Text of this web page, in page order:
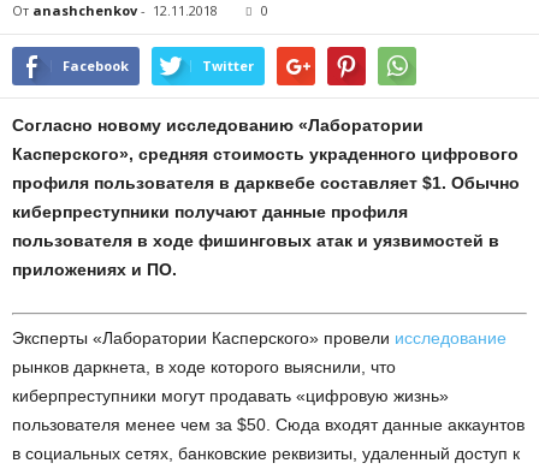
От anashchenkov - 12.11.2018 0
Facebook Twitter
Согласно новому исследованию «Лаборатории
Касперского», средняя стоимость украденного цифрового
профиля пользователя в дарквебе составляет $1. Обычно
киберпреступники получают данные профиля
пользователя в ходе фишинговых атак и уязвимостей в
приложениях и ПО.
Эксперты «Лаборатории Касперского» провели исследование
рынков даркнета, в ходе которого выяснили, что
киберпреступники могут продавать «цифровую жизнь»
пользователя менее чем за $50. Сюда входят данные аккаунтов
в социальных сетях, банковские реквизиты, удаленный доступ к